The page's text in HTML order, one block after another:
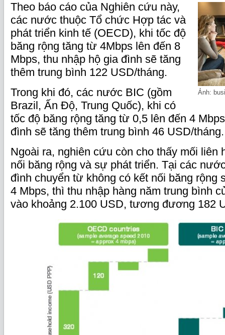
Ảnh:
Theo báo cáo của Nghiên cứu này,
các nước thuộc Tổ chức Hợp tác và
phát triển kinh tế (OECD), khi tốc độ
băng rộng tăng từ 4Mbps lên đến 8
Mbps, thu nhập hộ gia đình sẽ tăng
thêm trung bình 122 USD/tháng.
Trong khi đó, các nước BIC (gồm
Brazil, Ấn Độ, Trung Quốc), khi có
tốc độ băng rộng tăng từ 0,5 lên đến 4
đình sẽ tăng thêm trung bình 46 USD/tháng.
Ngoài ra, nghiên cứu còn cho thấy mối liên
nối băng rộng và sự phát triển. Tại các
đình chuyển từ không có kết nối băng rộng
4 Mbps, thì thu nhập hàng năm trung bình
vào khoảng 2.100 USD, tương đương 182